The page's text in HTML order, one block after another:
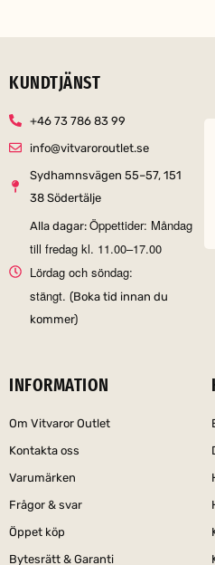
KUNDTJÄNST
+46 73 786 83 99
info@vitvaroroutlet.se
Sydhamnsvägen 55–57, 151
38 Södertälje
Alla dagar: Öppettider: Måndag
till fredag kl. 11.00–17.00
Lördag och söndag:
stängt. (Boka tid innan du
kommer)
INFORMATION
Om Vitvaror Outlet
Kontakta oss
Varumärken
Frågor & svar
Öppet köp
Bytesrätt & Garanti